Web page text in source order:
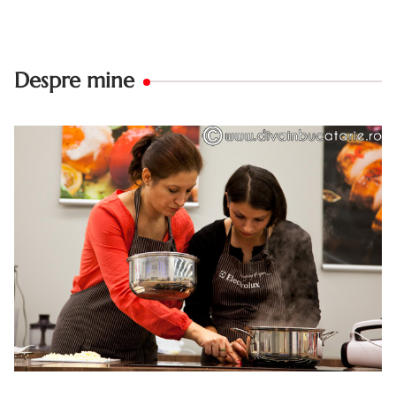
Despre mine